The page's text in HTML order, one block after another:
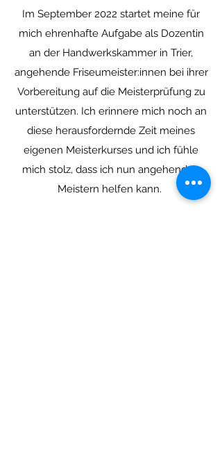
Im September 2022 startet meine für
mich ehrenhafte Aufgabeals Dozentin
an der Handwerkskammer in Trier,
angehende Friseumeister:innen bei ihrer
Vorbereitung auf die Meisterprüfung zu
unterstützen. Ich erinnere mich noch an
diese herausfordernde Zeit meines
eigenen Meisterkurses und ich fühle
mich stolz, dass ich nun angehenden
Meistern helfen kann.